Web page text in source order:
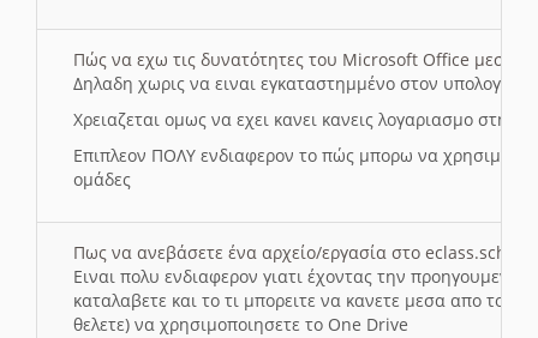
Πώς να εχω τις δυνατότητες του Microsoft Office μεσω
Δηλαδη χωρις να ειναι εγκαταστημμένο στον
Χρειαζεται ομως να εχει κανει κανεις λογαριασμο στη
Επιπλεον ΠΟΛΥ ενδιαφερον το πώς μπορω να
ομάδες
Πως να ανεβάσετε ένα αρχείο/εργασία στο eclass.sch.gr
Ειναι πολυ ενδιαφερον γιατι έχοντας την
καταλαβετε και το τι μπορειτε να κανετε μεσα απο το
θελετε) να χρησιμοποιησετε το One Drive